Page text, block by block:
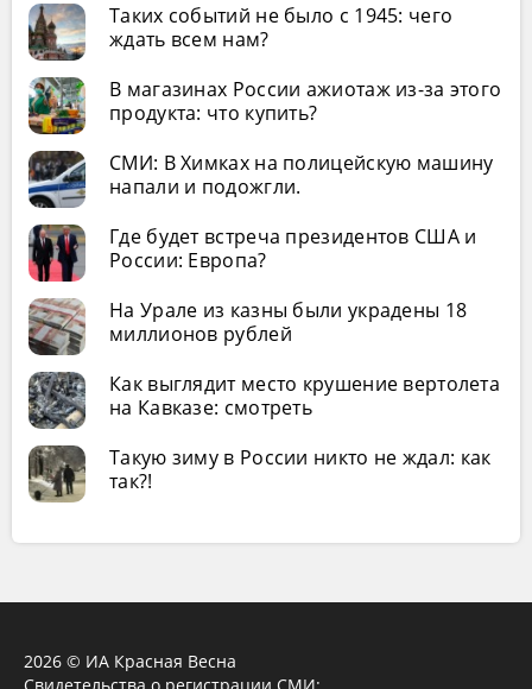
Таких событий не было с 1945: чего
ждать всем нам?
В магазинах России ажиотаж из-за этого
продукта: что купить?
СМИ: В Химках на полицейскую машину
напали и подожгли.
Где будет встреча президентов США и
России: Европа?
На Урале из казны были украдены 18
миллионов рублей
Как выглядит место крушение вертолета
на Кавказе: смотреть
Такую зиму в России никто не ждал: как
так?!
2026 © ИА Красная Весна